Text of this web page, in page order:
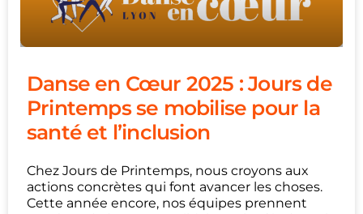
Danse en Cœur 2025 : Jours de
Printemps se mobilise pour la
santé et l’inclusion
Chez Jours de Printemps, nous croyons aux
actions concrètes qui font avancer les choses.
Cette année encore, nos équipes prennent